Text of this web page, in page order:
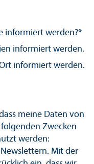
informiert werden?*
informiert werden.
informiert werden.
meine Daten von
Zwecken
werden:
Mit der